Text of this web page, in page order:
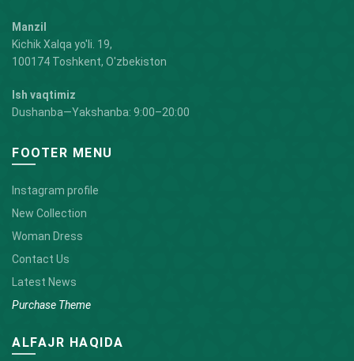
Manzil
Kichik Xalqa yo'li. 19,
100174 Toshkent, O'zbekiston
Ish vaqtimiz
Dushanba—Yakshanba: 9:00–20:00
FOOTER MENU
Instagram profile
New Collection
Woman Dress
Contact Us
Latest News
Purchase Theme
ALFAJR HAQIDA